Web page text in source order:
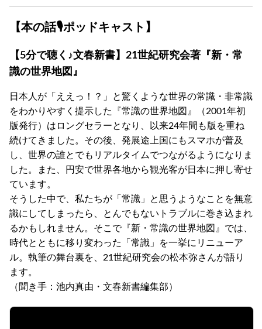
【本の話🎙ポッドキャスト】
【5分で聴く♪文春新書】21世紀研究会著『新・常
識の世界地図』
日本人が「ええっ！？」と驚くような世界の常識・非常識
をわかりやすく提示した『常識の世界地図』（2001年初
版発行）はロングセラーとなり、以来24年間も版を重ね
続けてきました。その後、発展途上国にもスマホが普及
し、世界の誰とでもリアルタイムでつながるようになりま
した。また、円安で世界各地から観光客が日本に押し寄せ
ています。
そうした中で、私たちが「常識」と思うようなことを無意
識にしてしまったら、とんでもないトラブルに巻き込まれ
るかもしれません。そこで『新・常識の世界地図』では、
時代とともに移り変わった「常識」を一挙にリニューア
ル。執筆の舞台裏を、21世紀研究会の松本弥さんが語り
ます。
（聞き手：池内真由・文春新書編集部）